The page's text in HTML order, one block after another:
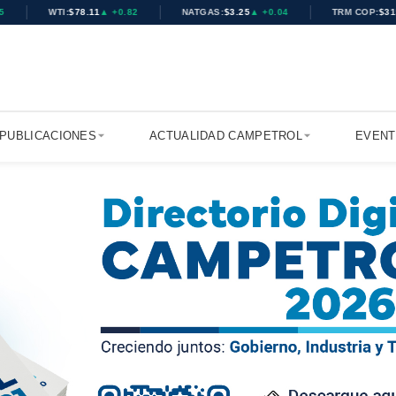
$78.11▲ +0.82 NATGAS:$3.25▲ +0.04 TRM COP:$3151.48
PUBLICACIONES ACTUALIDAD CAMPETROL